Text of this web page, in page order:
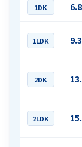
1DK
1LDK
2DK
2LDK